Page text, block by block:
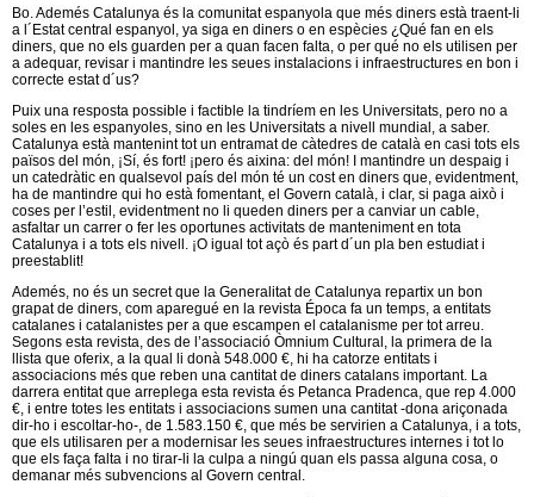
Bo. Ademés Catalunya és la comunitat espanyola que més diners està traent-li
a l´Estat central espanyol, ya siga en diners o en espècies ¿Qué fan en els
diners, que no els guarden per a quan facen falta, o per qué no els utilisen per
a adequar, revisar i mantindre les seues instalacions i infraestructures en bon i
correcte estat d´us?
Puix una resposta possible i factible la tindríem en les Universitats, pero no a
soles en les espanyoles, sino en les Universitats a nivell mundial, a saber.
Catalunya està mantenint tot un entramat de càtedres de català en casi tots els
països del món, ¡Sí, és fort! ¡pero és aixina: del món! I mantindre un despaig i
un catedràtic en qualsevol país del món té un cost en diners que, evidentment,
ha de mantindre qui ho està fomentant, el Govern català, i clar, si paga això i
coses per l’estil, evidentment no li queden diners per a canviar un cable,
asfaltar un carrer o fer les oportunes activitats de manteniment en tota
Catalunya i a tots els nivell. ¡O igual tot açò és part d´un pla ben estudiat i
preestablit!
Ademés, no és un secret que la Generalitat de Catalunya repartix un bon
grapat de diners, com aparegué en la revista Época fa un temps, a entitats
catalanes i catalanistes per a que escampen el catalanisme per tot arreu.
Segons esta revista, des de l’associació Òmnium Cultural, la primera de la
llista que oferix, a la qual li donà 548.000 €, hi ha catorze entitats i
associacions més que reben una cantitat de diners catalans important. La
darrera entitat que arreplega esta revista és Petanca Pradenca, que rep 4.000
€, i entre totes les entitats i associacions sumen una cantitat -dona ariçonada
dir-ho i escoltar-ho-, de 1.583.150 €, que més be servirien a Catalunya, i a tots,
que els utilisaren per a modernisar les seues infraestructures internes i tot lo
que els faça falta i no tirar-li la culpa a ningú quan els passa alguna cosa, o
demanar més subvencions al Govern central.